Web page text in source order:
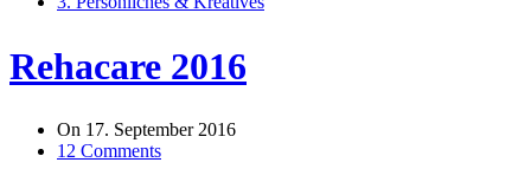
Rehacare 2016
On 17. September 2016
12 Comments